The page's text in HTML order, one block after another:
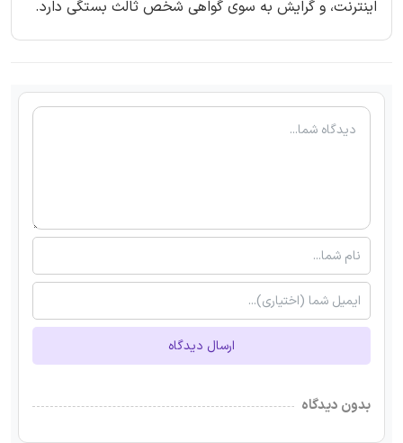
اینترنت، و گرایش به سوی گواهی شخص ثالث بستگی دارد.
ارسال دیدگاه
بدون دیدگاه